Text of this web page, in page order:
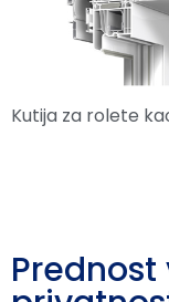
Kutija za rolete